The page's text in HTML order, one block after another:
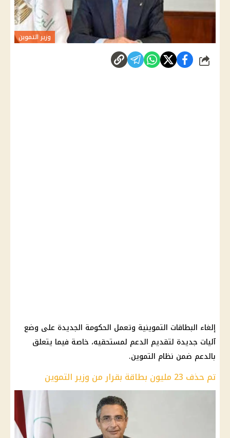
وزير التموين
شارك
إلغاء البطاقات التموينية وتعمل الحكومة الجديدة على وضع
آليات جديدة لتقديم الدعم لمستحقيه، خاصة فيما يتعلق
بالدعم ضمن نظام التموين.
تم حذف 23 مليون بطاقة بقرار من وزير التموين